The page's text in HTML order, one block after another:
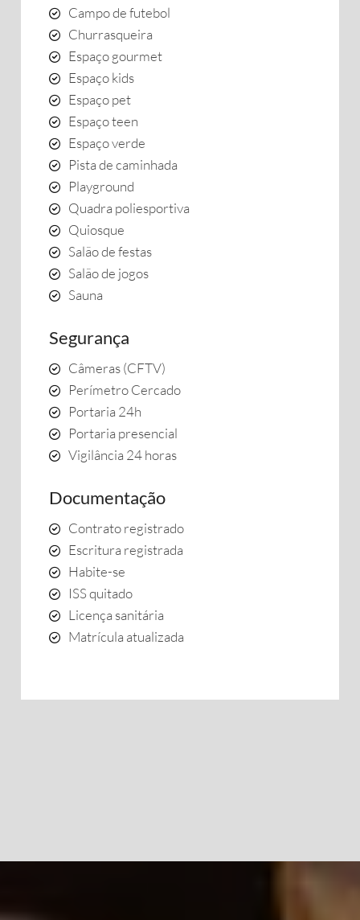
Campo de futebol
Churrasqueira
Espaço gourmet
Espaço kids
Espaço pet
Espaço teen
Espaço verde
Pista de caminhada
Playground
Quadra poliesportiva
Quiosque
Salão de festas
Salão de jogos
Sauna
Segurança
Câmeras (CFTV)
Perímetro Cercado
Portaria 24h
Portaria presencial
Vigilância 24 horas
Documentação
Contrato registrado
Escritura registrada
Habite-se
ISS quitado
Licença sanitária
Matrícula atualizada